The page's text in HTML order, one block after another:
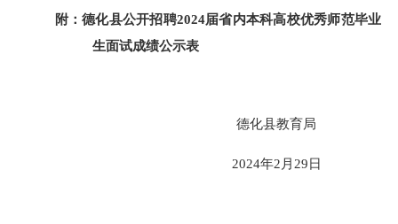
附：德化县公开招聘2024届省内本科高校优秀师范毕业
生面试成绩公示表
德化县教育局
2024年2月29日